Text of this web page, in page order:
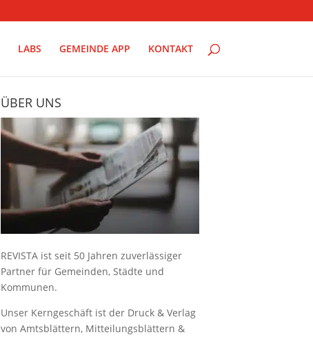
LABS GEMEINDE APP KONTAKT
ÜBER UNS
REVISTA ist seit 50 Jahren zuverlässiger
Partner für Gemeinden, Städte und
Kommunen.
Unser Kerngeschäft ist der Druck & Verlag
von Amtsblättern, Mitteilungsblättern &